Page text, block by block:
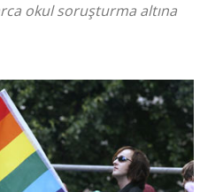
okul soruşturma altına